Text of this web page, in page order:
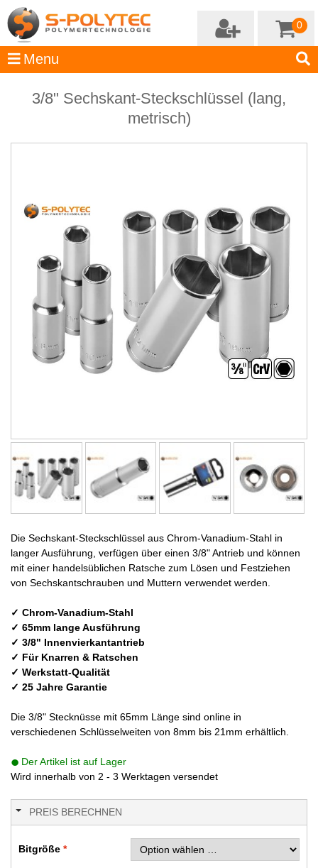
0
3/8" Sechskant-Steckschlüssel (lang,
metrisch)
Die Sechskant-Steckschlüssel aus Chrom-Vanadium-Stahl in
langer Ausführung, verfügen über einen 3/8" Antrieb und können
mit einer handelsüblichen Ratsche zum Lösen und Festziehen
von Sechskantschrauben und Muttern verwendet werden.
✓ Chrom-Vanadium-Stahl
✓ 65mm lange Ausführung
✓ 3/8" Innenvierkantantrieb
✓ Für Knarren & Ratschen
✓ Werkstatt-Qualität
✓ 25 Jahre Garantie
Die 3/8" Stecknüsse mit 65mm Länge sind online in
verschiedenen Schlüsselweiten von 8mm bis 21mm erhältlich.
Der Artikel ist auf Lager
Wird innerhalb von 2 - 3 Werktagen versendet
PREIS BERECHNEN
Bitgröße